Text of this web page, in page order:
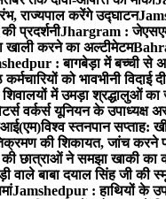
राज्यपाल करेंगे उद्घाटन
प्रदर्शनीJhargram :
खाली करने का अल्टीमेटम
: बागबेड़ा में बच्ची से
को भावभीनी विदाई दी
शिवालयों में उमड़ा श्रद्धालुओं
वर्कर्स यूनियन के
विश्व स्तनपान सप्ताह:
की शिकायत, जांच करने
छात्राओं ने समझा खाकी का
वाले बाबा दयाल सिंह जी की
Jamshedpur : हाथियों के